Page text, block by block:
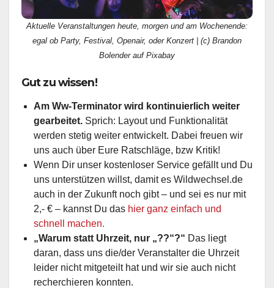
Aktuelle Veranstaltungen heute, morgen und am Wochenende:
egal ob Party, Festival, Openair, oder Konzert | (c) Brandon
Bolender auf Pixabay
Gut zu wissen!
Am Ww-Terminator wird kontinuierlich weiter
gearbeitet. Sprich: Layout und Funktionalität
werden stetig weiter entwickelt. Dabei freuen wir
uns auch über Eure Ratschläge, bzw Kritik!
Wenn Dir unser kostenloser Service gefällt und Du
uns unterstützen willst, damit es Wildwechsel.de
auch in der Zukunft noch gibt – und sei es nur mit
2,- € – kannst Du das hier ganz einfach und
schnell machen.
„Warum statt Uhrzeit, nur „??“?“ Das liegt
daran, dass uns die/der Veranstalter die Uhrzeit
leider nicht mitgeteilt hat und wir sie auch nicht
recherchieren konnten.